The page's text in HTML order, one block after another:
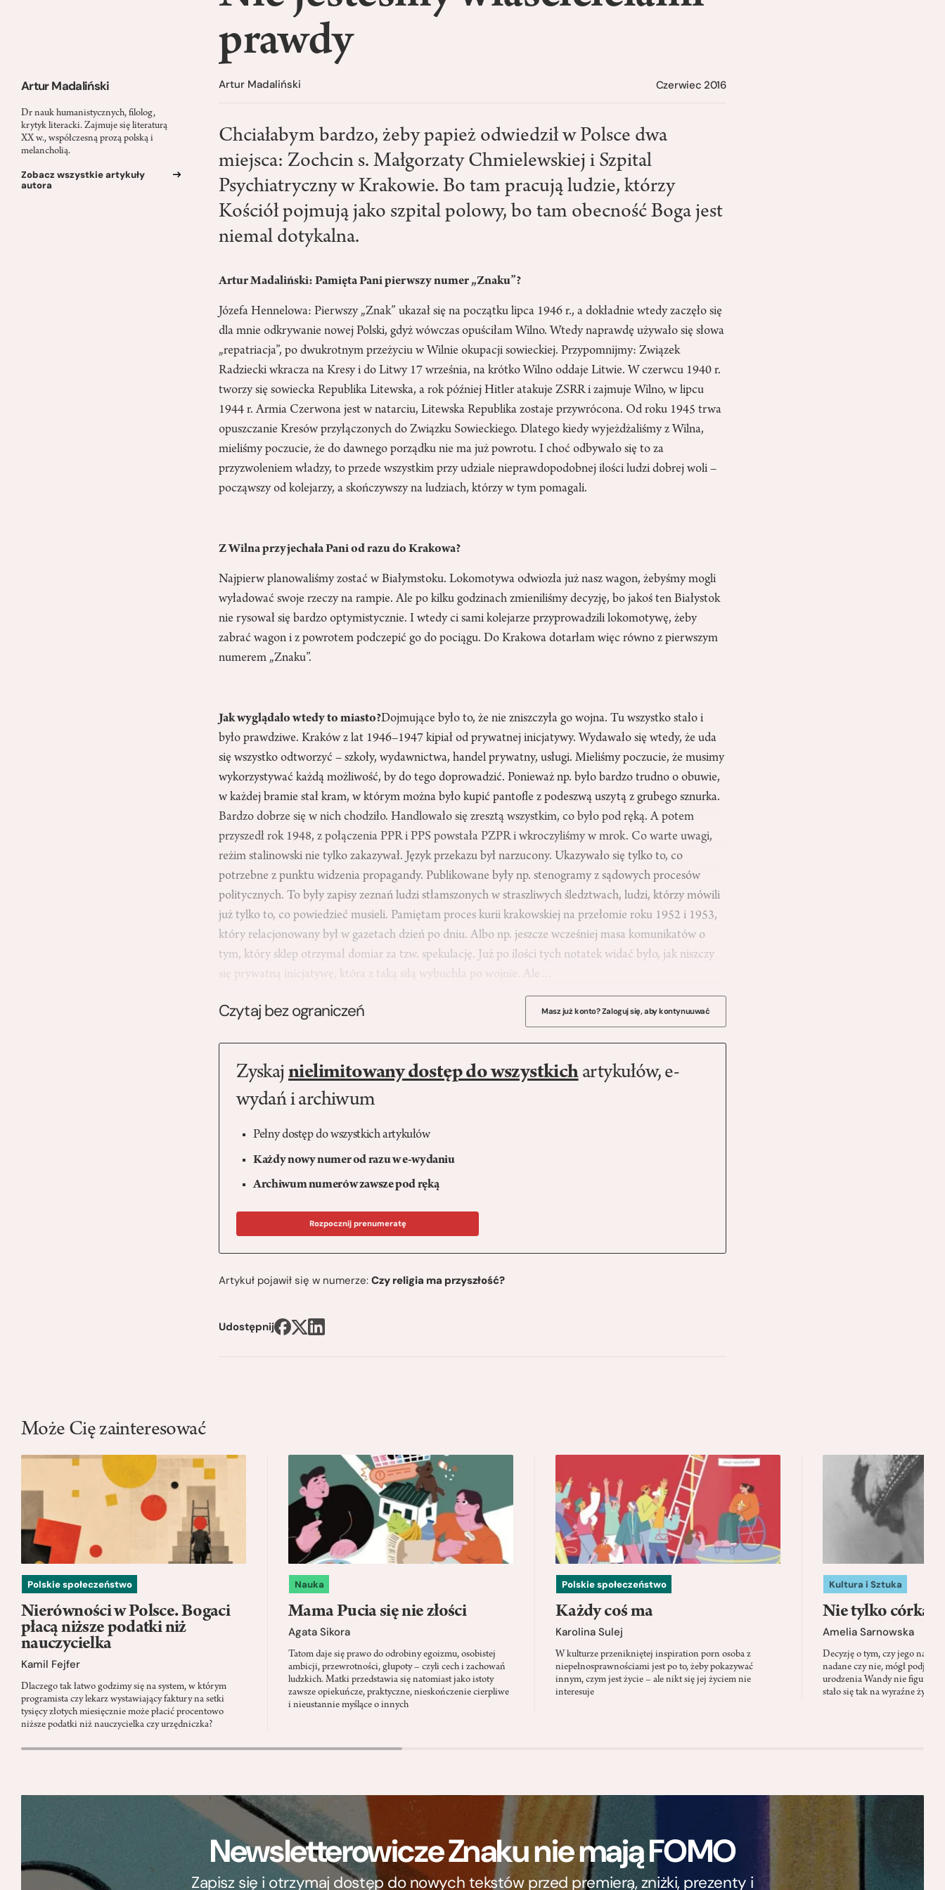
Artur Madaliński
Dr nauk humanistycznych, filolog,
krytyk literacki. Zajmuje się literaturą
XX w., współczesną prozą polską i
melancholią.
Zobacz wszystkie artykuły
autora
prawdy
Artur Madaliński Czerwiec 2016
Chciałabym bardzo, żeby papież odwiedził w Polsce dwa
miejsca: Zochcin s. Małgorzaty Chmielewskiej i Szpital
Psychiatryczny w Krakowie. Bo tam pracują ludzie, którzy
Kościół pojmują jako szpital polowy, bo tam obecność Boga jest
niemal dotykalna.
Artur Madaliński: Pamięta Pani pierwszy numer „Znaku”?
Józefa Hennelowa: Pierwszy „Znak” ukazał się na początku lipca 1946 r., a dokładnie wtedy zaczęło się
dla mnie odkrywanie nowej Polski, gdyż wówczas opuściłam Wilno. Wtedy naprawdę używało się słowa
„repatriacja”, po dwukrotnym przeżyciu w Wilnie okupacji sowieckiej. Przypomnijmy: Związek
Radziecki wkracza na Kresy i do Litwy 17 września, na krótko Wilno oddaje Litwie. W czerwcu 1940 r.
tworzy się sowiecka Republika Litewska, a rok później Hitler atakuje ZSRR i zajmuje Wilno, w lipcu
1944 r. Armia Czerwona jest w natarciu, Litewska Republika zostaje przywrócona. Od roku 1945 trwa
opuszczanie Kresów przyłączonych do Związku Sowieckiego. Dlatego kiedy wyjeżdżaliśmy z Wilna,
mieliśmy poczucie, że do dawnego porządku nie ma już powrotu. I choć odbywało się to za
przyzwoleniem władzy, to przede wszystkim przy udziale nieprawdopodobnej ilości ludzi dobrej woli –
począwszy od kolejarzy, a skończywszy na ludziach, którzy w tym pomagali.
Z Wilna przyjechała Pani od razu do Krakowa?
Najpierw planowaliśmy zostać w Białymstoku. Lokomotywa odwiozła już nasz wagon, żebyśmy mogli
wyładować swoje rzeczy na rampie. Ale po kilku godzinach zmieniliśmy decyzję, bo jakoś ten Białystok
nie rysował się bardzo optymistycznie. I wtedy ci sami kolejarze przyprowadzili lokomotywę, żeby
zabrać wagon i z powrotem podczepić go do pociągu. Do Krakowa dotarłam więc równo z pierwszym
numerem „Znaku”.
Jak wyglądało wtedy to miasto?Dojmujące było to, że nie zniszczyła go wojna. Tu wszystko stało i
było prawdziwe. Kraków z lat 1946–1947 kipiał od prywatnej inicjatywy. Wydawało się wtedy, że uda
się wszystko odtworzyć – szkoły, wydawnictwa, handel prywatny, usługi. Mieliśmy poczucie, że musimy
wykorzystywać każdą możliwość, by do tego doprowadzić. Ponieważ np. było bardzo trudno o obuwie,
w każdej bramie stał kram, w którym można było kupić pantofle z podeszwą uszytą z grubego sznurka.
Bardzo dobrze się w nich chodziło. Handlowało się zresztą wszystkim, co było pod ręką. A potem
przyszedł rok 1948, z połączenia PPR i PPS powstała PZPR i wkroczyliśmy w mrok. Co warte uwagi,
reżim stalinowski nie tylko zakazywał. Język przekazu był narzucony. Ukazywało się tylko to, co
potrzebne z punktu widzenia propagandy. Publikowane były np. stenogramy z sądowych procesów
politycznych. To były zapisy zeznań ludzi stłamszonych w straszliwych śledztwach, ludzi, którzy mówili
już tylko to, co powiedzieć musieli. Pamiętam proces kurii krakowskiej na przełomie roku 1952 i 1953,
który relacjonowany był w gazetach dzień po dniu. Albo np. jeszcze wcześniej masa komunikatów o
tym, który sklep otrzymał domiar za tzw. spekulację. Już po ilości tych notatek widać było, jak niszczy
się prywatną inicjatywę, która z taką siłą wybuchła po wojnie. Ale…
Czytaj bez ograniczeń Masz już konto? Zaloguj się, aby kontynuuwać
Zyskaj nielimitowany dostęp do wszystkichartykułów, e-
wydań i archiwum
Pełny dostęp do wszystkich artykułów
Każdy nowy numer od razu w e-wydaniu
Archiwum numerów zawsze pod ręką
Rozpocznij prenumeratę
Artykuł pojawił się w numerze:Czy religia ma przyszłość?
Udostępnij
Może Cię zainteresować
Polskie społeczeństwo
Nierówności w Polsce. Bogaci
płacą niższe podatki niż
nauczycielka
Kamil Fejfer
Dlaczego tak łatwo godzimy się na system, w którym
programista czy lekarz wystawiający faktury na setki
tysięcy złotych miesięcznie może płacić procentowo
niższe podatki niż nauczycielka czy urzędniczka?
Nauka
Mama Pucia się nie złości
Agata Sikora
Tatom daje się prawo do odrobiny egoizmu, osobistej
ambicji, przewrotności, głupoty – czyli cech i zachowań
ludzkich. Matki przedstawia się natomiast jako istoty
zawsze opiekuńcze, praktyczne, nieskończenie cierpliwe
i nieustannie myślące o innych
Polskie społeczeństwo
Każdy coś ma
Karolina Sulej
W kulturze przenikniętej inspiration porn osoba z
niepełnosprawnościami jest po to, żeby pokazywać
innym, czym jest życie – ale nikt się jej życiem nie
interesuje
Kultura i Sztuka
Nie tylko córka
Amelia Sarnowska
Decyzję o tym, czy jego
nadane czy nie, mógł podjąć
urodzenia Wandy nie figuruje
stało się tak na wyraźne
Newsletterowicze Znaku nie mają FOMO
Zapisz się i otrzymaj dostęp do nowych tekstów przed premierą, zniżki, prezenty i